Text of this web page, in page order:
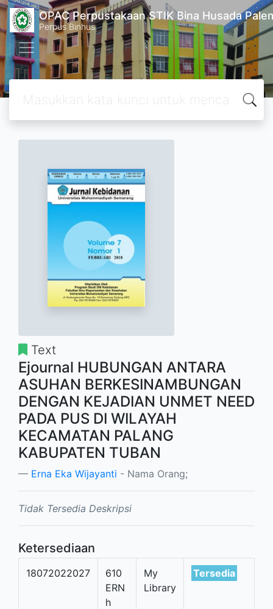
OPAC Perpustakaan STIK Bina Husada
Perpus Binhus
Text
Ejournal HUBUNGAN ANTARA
ASUHAN BERKESINAMBUNGAN
DENGAN KEJADIAN UNMET NEED
PADA PUS DI WILAYAH
KECAMATAN PALANG
KABUPATEN TUBAN
Erna Eka Wijayanti - Nama Orang;
Tidak Tersedia Deskripsi
Ketersediaan
18072022027
610
ERN
h
My
Library
Tersedia